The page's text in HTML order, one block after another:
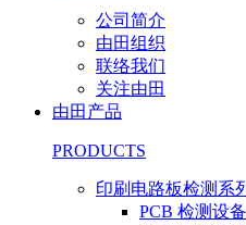
公司简介
由田组织
联络我们
关注由田
由田产品
PRODUCTS
印刷电路板检测系
PCB 检测设备